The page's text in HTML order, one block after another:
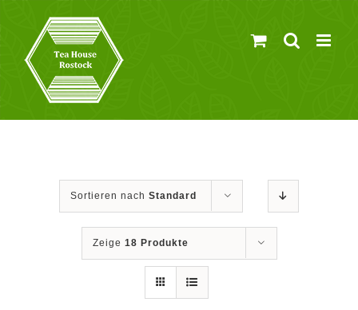
springen
Sortieren nach Standard
Zeige 18 Produkte